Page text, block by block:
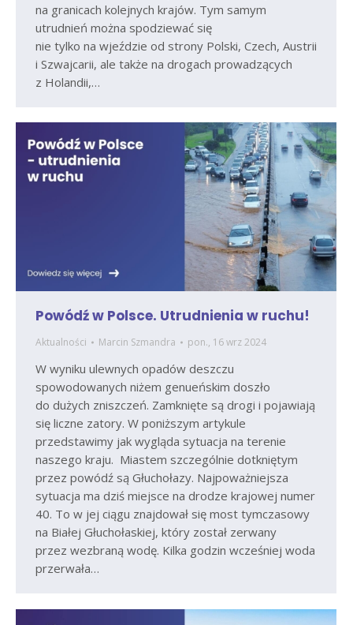
na granicach kolejnych krajów. Tym samym
utrudnień można spodziewać się
nie tylko na wjeździe od strony Polski, Czech, Austrii
i Szwajcarii, ale także na drogach prowadzących
z Holandii,…
Powódź w Polsce. Utrudnienia w ruchu!
Aktualności Marcin Szmandra pon., 16 wrz 2024
W wyniku ulewnych opadów deszczu
spowodowanych niżem genueńskim doszło
do dużych zniszczeń. Zamknięte są drogi i pojawiają
się liczne zatory. W poniższym artykule
przedstawimy jak wygląda sytuacja na terenie
naszego kraju. Miastem szczególnie dotkniętym
przez powódź są Głuchołazy. Najpoważniejsza
sytuacja ma dziś miejsce na drodze krajowej numer
40. To w jej ciągu znajdował się most tymczasowy
na Białej Głuchołaskiej, który został zerwany
przez wezbraną wodę. Kilka godzin wcześniej woda
przerwała…